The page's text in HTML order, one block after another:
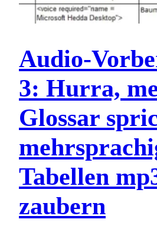
Audio-
3: Hurra,
Glossar
Tabellen
zaubern